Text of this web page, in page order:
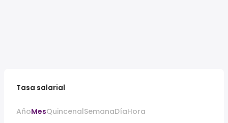
Tasa salarial
AñoMesQuincenalSemanaDíaHora